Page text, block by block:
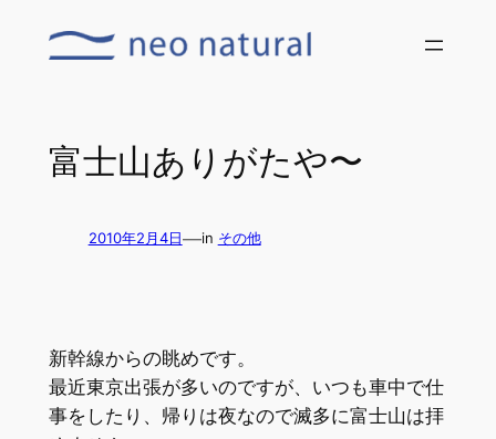
富士山ありがたや〜
2010年2月4日 —in その他
新幹線からの眺めです。
最近東京出張が多いのですが、いつも車中で仕
事をしたり、帰りは夜なので滅多に富士山は拝